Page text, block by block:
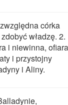
córka
władzę. 2.
i niewinna,
i przystojny
i Aliny.